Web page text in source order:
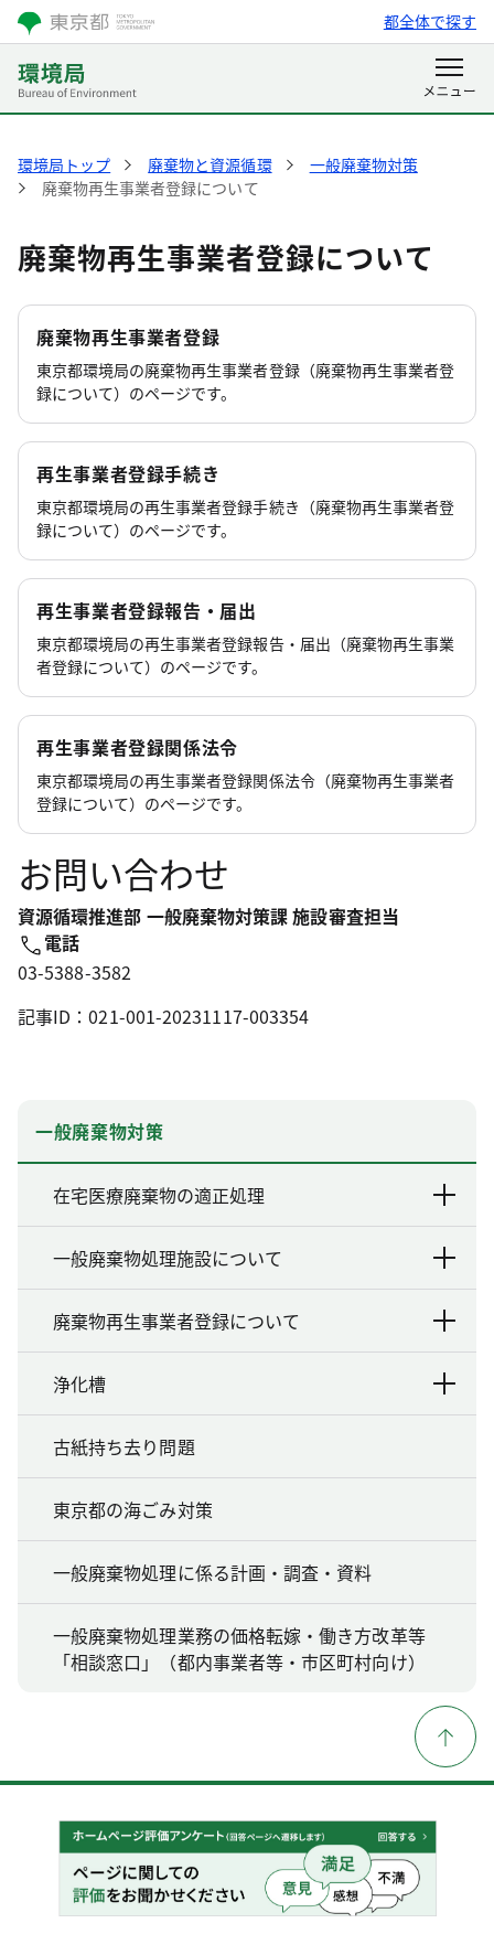
都全体で探す
環境局トップ 廃棄物と資源循環
一般廃棄物対策
廃棄物再生事業者登録について
廃棄物再生事業者登録について
廃棄物再生事業者登録
東京都環境局の廃棄物再生事業者登録（廃棄物再生事業者登
録について）のページです。
再生事業者登録手続き
東京都環境局の再生事業者登録手続き（廃棄物再生事業者登
録について）のページです。
再生事業者登録報告・届出
東京都環境局の再生事業者登録報告・届出（廃棄物再生事業
者登録について）のページです。
再生事業者登録関係法令
東京都環境局の再生事業者登録関係法令（廃棄物再生事業者
登録について）のページです。
お問い合わせ
資源循環推進部 一般廃棄物対策課 施設審査担当
電話
03-5388-3582
記事ID：021-001-20231117-003354
一般廃棄物対策
在宅医療廃棄物の適正処理
一般廃棄物処理施設について
廃棄物再生事業者登録について
浄化槽
古紙持ち去り問題
東京都の海ごみ対策
一般廃棄物処理に係る計画・調査・資料
一般廃棄物処理業務の価格転嫁・働き方改革等
「相談窓口」（都内事業者等・市区町村向け）